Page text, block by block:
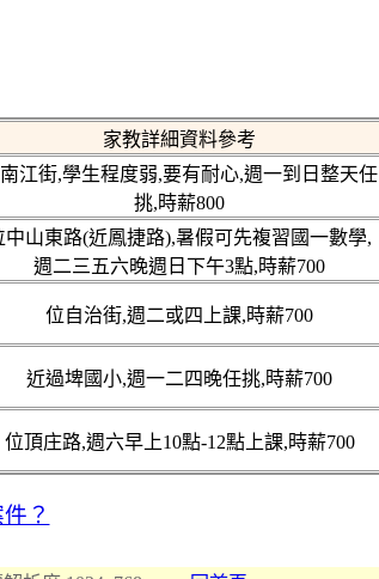
家教詳細資料參考
江街,學生程度弱,要有耐心,週一到日整天任
挑,時薪800
中山東路(近鳳捷路),暑假可先複習國一數學,
週二三五六晚週日下午3點,時薪700
位自治街,週二或四上課,時薪700
近過埤國小,週一二四晚任挑,時薪700
位頂庄路,週六早上10點-12點上課,時薪700
？